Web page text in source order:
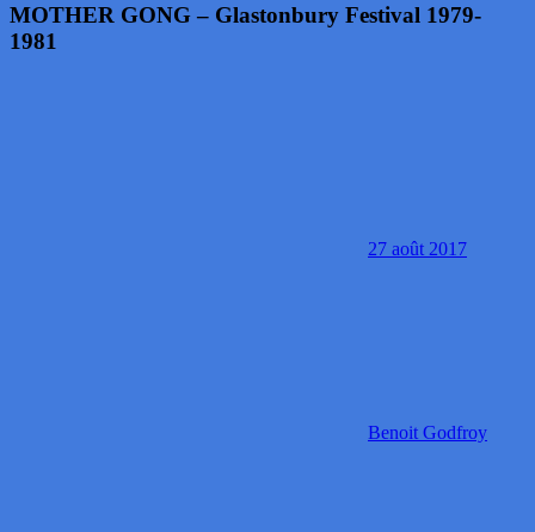
MOTHER GONG – Glastonbury Festival 1979-
1981
27 août 2017
Benoit Godfroy